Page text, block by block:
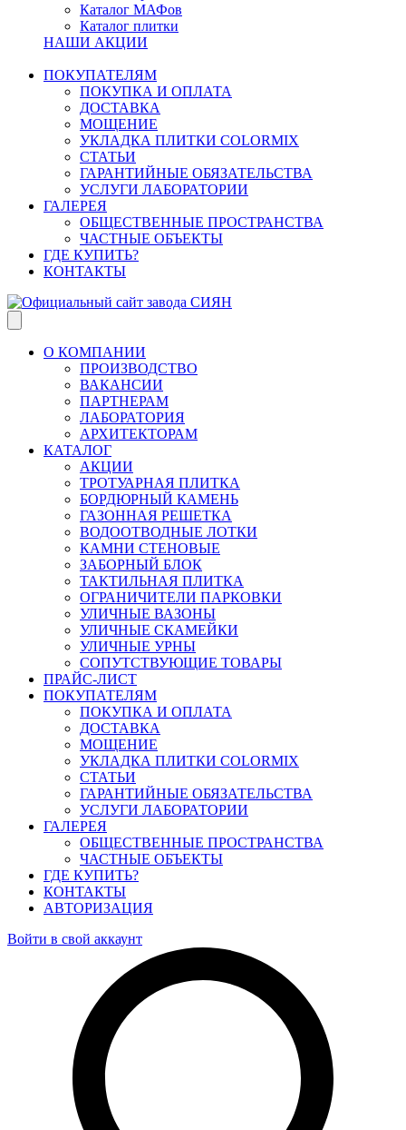
Каталог МАФов
Каталог плитки
НАШИ АКЦИИ
ПОКУПАТЕЛЯМ
ПОКУПКА И ОПЛАТА
ДОСТАВКА
МОЩЕНИЕ
УКЛАДКА ПЛИТКИ COLORMIX
СТАТЬИ
ГАРАНТИЙНЫЕ ОБЯЗАТЕЛЬСТВА
УСЛУГИ ЛАБОРАТОРИИ
ГАЛЕРЕЯ
ОБЩЕСТВЕННЫЕ ПРОСТРАНСТВА
ЧАСТНЫЕ ОБЪЕКТЫ
ГДЕ КУПИТЬ?
КОНТАКТЫ
О КОМПАНИИ
ПРОИЗВОДСТВО
ВАКАНСИИ
ПАРТНЕРАМ
ЛАБОРАТОРИЯ
АРХИТЕКТОРАМ
КАТАЛОГ
АКЦИИ
ТРОТУАРНАЯ ПЛИТКА
БОРДЮРНЫЙ КАМЕНЬ
ГАЗОННАЯ РЕШЕТКА
ВОДООТВОДНЫЕ ЛОТКИ
КАМНИ СТЕНОВЫЕ
ЗАБОРНЫЙ БЛОК
ТАКТИЛЬНАЯ ПЛИТКА
ОГРАНИЧИТЕЛИ ПАРКОВКИ
УЛИЧНЫЕ ВАЗОНЫ
УЛИЧНЫЕ СКАМЕЙКИ
УЛИЧНЫЕ УРНЫ
СОПУТСТВУЮЩИЕ ТОВАРЫ
ПРАЙС-ЛИСТ
ПОКУПАТЕЛЯМ
ПОКУПКА И ОПЛАТА
ДОСТАВКА
МОЩЕНИЕ
УКЛАДКА ПЛИТКИ COLORMIX
СТАТЬИ
ГАРАНТИЙНЫЕ ОБЯЗАТЕЛЬСТВА
УСЛУГИ ЛАБОРАТОРИИ
ГАЛЕРЕЯ
ОБЩЕСТВЕННЫЕ ПРОСТРАНСТВА
ЧАСТНЫЕ ОБЪЕКТЫ
ГДЕ КУПИТЬ?
КОНТАКТЫ
АВТОРИЗАЦИЯ
Войти в свой аккаунт